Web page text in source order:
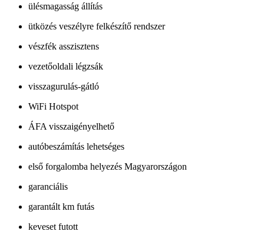
ülésmagasság állítás
ütközés veszélyre felkészítő rendszer
vészfék asszisztens
vezetőoldali légzsák
visszagurulás-gátló
WiFi Hotspot
ÁFA visszaigényelhető
autóbeszámítás lehetséges
első forgalomba helyezés Magyarországon
garanciális
garantált km futás
keveset futott